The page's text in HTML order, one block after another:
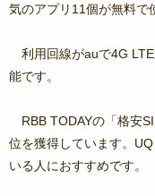
気のアプリ11個が無料で
利用回線がauで4G
能です。
RBB TODAYの「格安
位を獲得しています。
いる人におすすめです。